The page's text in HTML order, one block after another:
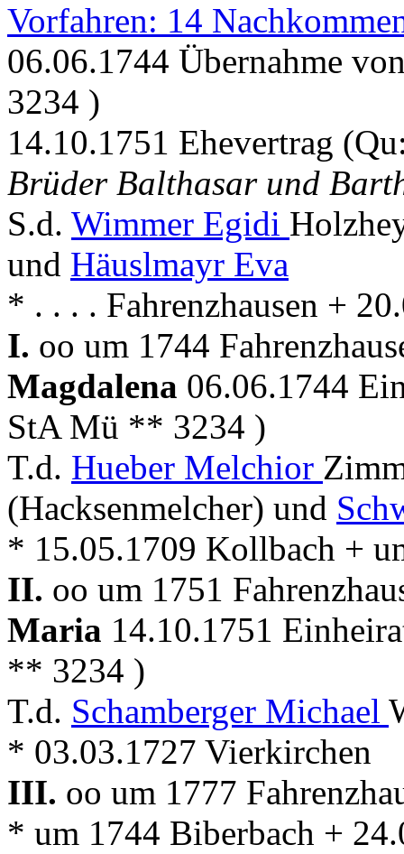
Vorfahren: 14
06.06.1744 Übernahme
3234 )
14.10.1751 Ehevertrag
Brüder Balthasar und
S.d. Wimmer Egidi
und Häuslmayr Eva
* . . . . Fahrenzhausen +
I. oo um 1744
Magdalena 06.06.1744
StA Mü ** 3234 )
T.d. Hueber Melchior
(Hacksenmelcher) und
* 15.05.1709 Kollbach +
II. oo um 1751
Maria 14.10.1751
** 3234 )
T.d. Schamberger Michael
* 03.03.1727 Vierkirchen
III. oo um 1777
* um 1744 Biberbach +